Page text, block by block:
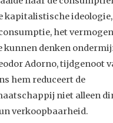
kapitalistische
het
kunnen denken
Adorno, tijdgenoot
hem reduceert de
niet alleen
verkoopbaarheid.